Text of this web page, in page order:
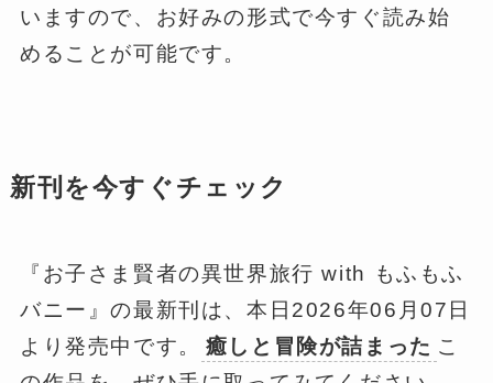
いますので、お好みの形式で今すぐ読み始
めることが可能です。
新刊を今すぐチェック
『お子さま賢者の異世界旅行 with もふもふ
バニー』の最新刊は、本日2026年06月07日
より発売中です。
癒しと冒険が詰まった こ